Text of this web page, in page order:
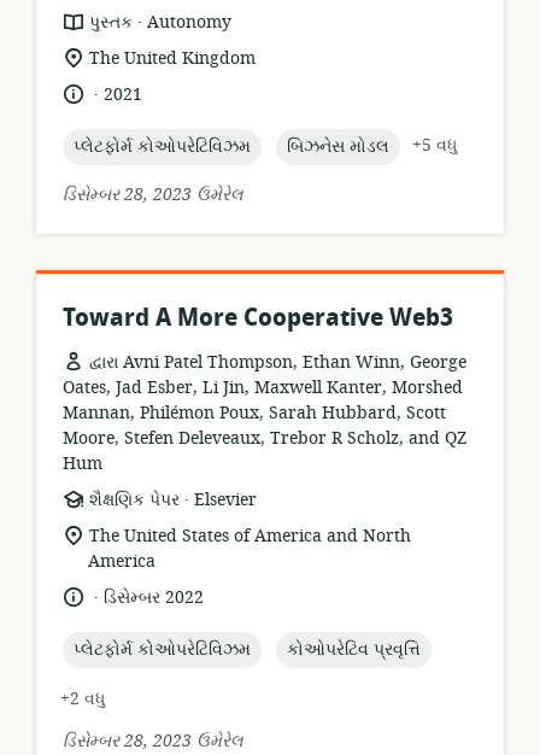
સંસાધન
બંધારણ:
પુસ્તક .
પ્રકાશક:
Autonomy
સુસંગતતા
સ્થાન:
The United Kingdom
ભાષા:.
પ્રકાશન
2021
topic:
પ્લેટફોર્મ કોઓપરેટિવિઝમ topic:
બિઝનેસ મોડલ
+5 વધુ
ડિસેમ્બર 28, 2023 ઉમેરેલ
Toward A More Cooperative Web3
દ્વારા Avni Patel Thompson, Ethan Winn, George
Oates, Jad Esber, Li Jin, Maxwell Kanter, Morshed
Mannan, Philémon Poux, Sarah Hubbard, Scott
Moore, Stefen Deleveaux, Trebor R Scholz, and QZ
Hum
સંસાધન
બંધારણ:
શૈક્ષણિક પેપર .
પ્રકાશક:
Elsevier
સુસંગતતા
સ્થાન:
The United States of America and North
America
ભાષા:.
પ્રકાશનડિસેમ્બર 2022
topic:
પ્લેટફોર્મ કોઓપરેટિવિઝમ topic:
કોઓપરેટિવ પ્રવૃત્તિ
+2 વધુ
ડિસેમ્બર 28, 2023 ઉમેરેલ